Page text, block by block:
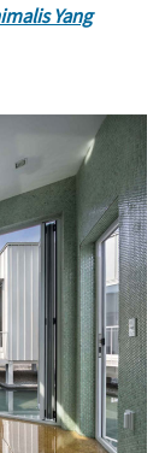
Yang